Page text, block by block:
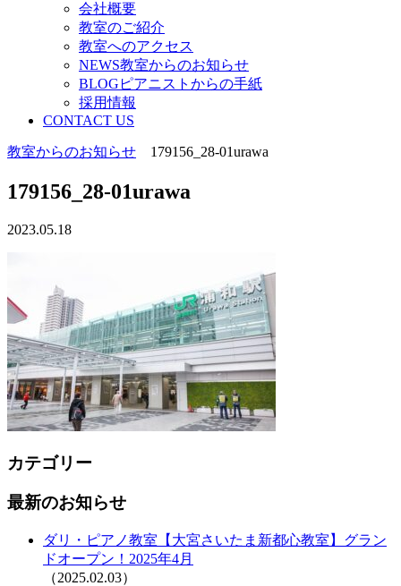
会社概要
教室のご紹介
教室へのアクセス
NEWS教室からのお知らせ
BLOGピアニストからの手紙
採用情報
CONTACT US
教室からのお知らせ 179156_28-01urawa
179156_28-01urawa
2023.05.18
カテゴリー
最新のお知らせ
ダリ・ピアノ教室【大宮さいたま新都心教室】グラン
ドオープン！2025年4月
（2025.02.03）